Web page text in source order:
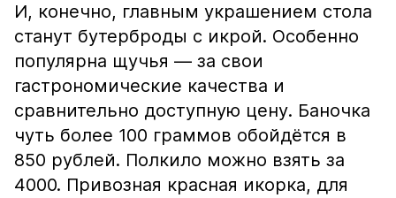
И, конечно, главным украшением стола
станут бутерброды с икрой. Особенно
популярна щучья — за свои
гастрономические качества и
сравнительно доступную цену. Баночка
чуть более 100 граммов обойдётся в
850 рублей. Полкило можно взять за
4000. Привозная красная икорка, для